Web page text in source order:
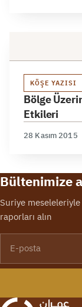
KÖŞE YAZISI
Bölge
Etkileri
28 Kasım 2015
Bültenimize
Suriye
raporları alın